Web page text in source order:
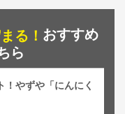
る！ おすすめ
ら
！やずや「にんにく